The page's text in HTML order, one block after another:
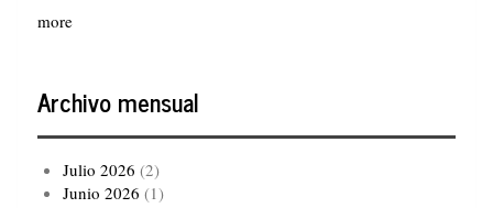
more
Archivo mensual
Julio 2026 (2)
Junio 2026 (1)